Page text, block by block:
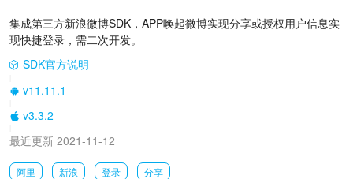
集成第三方新浪微博SDK，APP唤起微博实现分享或授权用户信息实
现快捷登录，需二次开发。
SDK官方说明
v11.11.1
v3.3.2
最近更新 2021-11-12
阿里 新浪 登录 分享